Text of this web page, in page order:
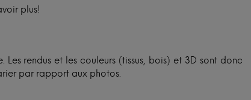
plus!
rendus et les couleurs (tissus, bois) et 3D sont donc
par rapport aux photos.